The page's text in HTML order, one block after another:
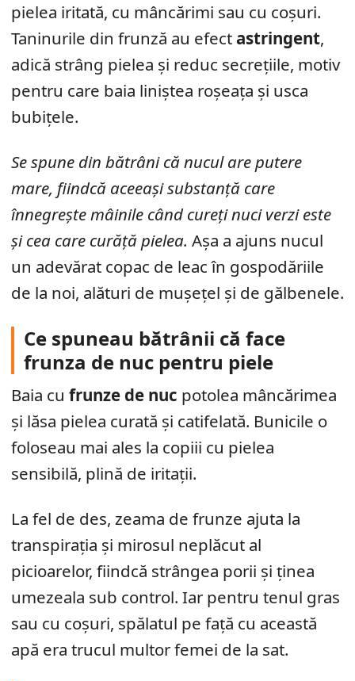
pielea iritată, cu mâncărimi sau cu coșuri.
Taninurile din frunză au efectastringent,
adică strâng pielea și reduc secrețiile, motiv
pentru care baia liniștea roșeața și usca
bubițele.
Se spune din bătrâni că nucul are putere
mare, fiindcă aceeași substanță care
înnegrește mâinile când cureți nuci verzi este
și cea care curăță pielea. Așa a ajuns nucul
un adevărat copac de leac în gospodăriile
de la noi, alături de mușețel și de gălbenele.
Ce spuneau bătrânii că face
frunza de nuc pentru piele
Baia cu frunze de nuc potolea mâncărimea
și lăsa pielea curată și catifelată. Bunicile o
foloseau mai ales la copiii cu pielea
sensibilă, plină de iritații.
La fel de des, zeama de frunze ajuta la
transpirația și mirosul neplăcut al
picioarelor, fiindcă strângea porii și ținea
umezeala sub control. Iar pentru tenul gras
sau cu coșuri, spălatul pe față cu această
apă era trucul multor femei de la sat.